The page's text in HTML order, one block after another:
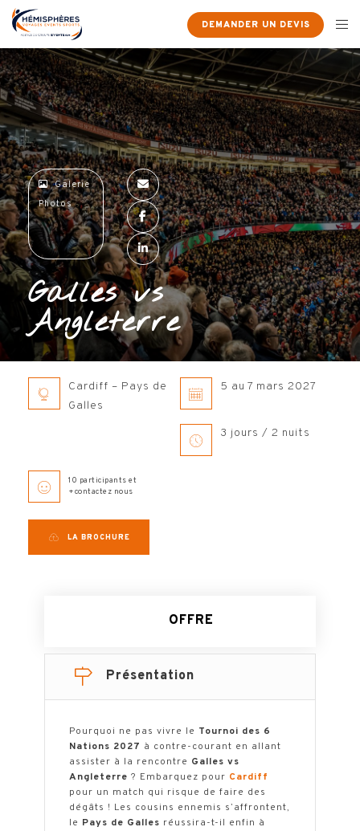
DEMANDER UN DEVIS
Galerie
Photos
Galles vs
Angleterre
Cardiff – Pays de
Galles
5 au 7 mars 2027
3 jours / 2 nuits
10 participants et
+contactez nous
LA BROCHURE
OFFRE
Présentation
Pourquoi ne pas vivre le Tournoi des 6
Nations 2027 à contre-courant en allant
assister à la rencontre Galles vs
Angleterre ? Embarquez pour Cardiff
pour un match qui risque de faire des
dégâts ! Les cousins ennemis s’affrontent,
le Pays de Galles réussira-t-il enfin à
×